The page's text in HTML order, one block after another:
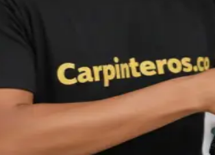
dedicada a revestir y restaurar muebles con
de cada cliente con mucha estética,